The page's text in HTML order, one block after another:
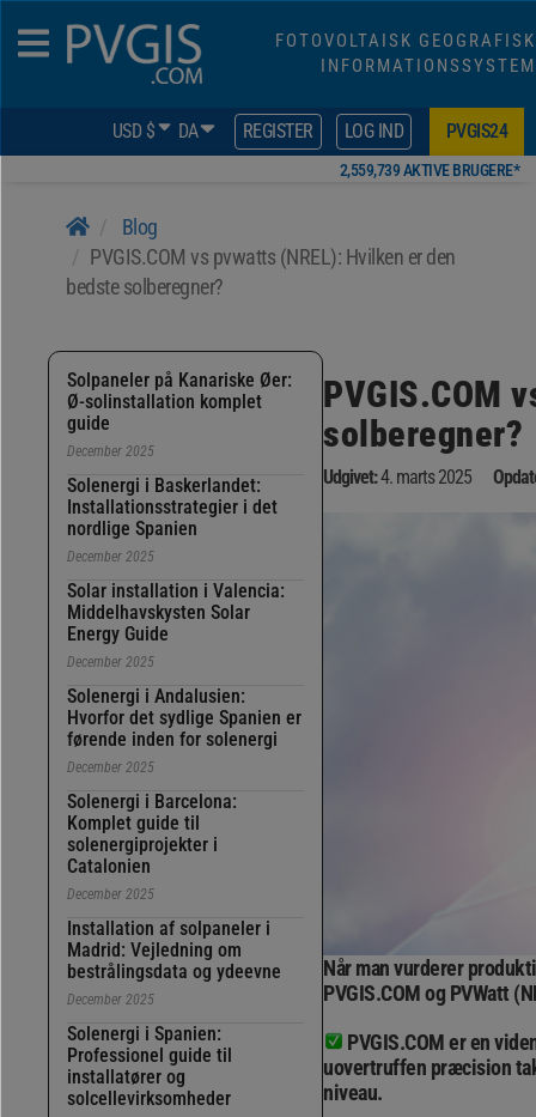
FOTOVOLTAISK GEOGRAFISK
INFORMATIONSSYSTEM
USD $ DA REGISTER LOG IND PVGIS24
2,559,739 AKTIVE BRUGERE*
Blog
PVGIS.COM vs pvwatts (NREL): Hvilken er den
bedste solberegner?
Solpaneler på Kanariske Øer:
Ø-solinstallation komplet
guide
December 2025
Solenergi i Baskerlandet:
Installationsstrategier i det
nordlige Spanien
December 2025
Solar installation i Valencia:
Middelhavskysten Solar
Energy Guide
December 2025
Solenergi i Andalusien:
Hvorfor det sydlige Spanien er
førende inden for solenergi
December 2025
Solenergi i Barcelona:
Komplet guide til
solenergiprojekter i
Catalonien
December 2025
Installation af solpaneler i
Madrid: Vejledning om
bestrålingsdata og ydeevne
December 2025
Solenergi i Spanien:
Professionel guide til
installatører og
solcellevirksomheder
PVGIS.COM
solberegner?
Udgivet:4. marts 2025
Når man vurderer
PVGIS.COM og PVWatt
PVGIS.COM er en
uovertruffen præcision
niveau.